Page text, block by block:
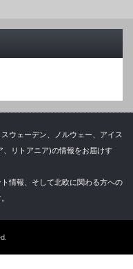
ウェーデン、ノルウェー、アイス
、リトアニア)の情報をお届けす
情報、そして北欧に関わる方への